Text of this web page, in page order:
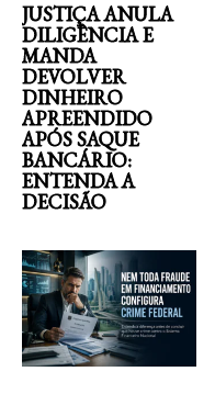
JUSTIÇA ANULA
DILIGÊNCIA E
MANDA
DEVOLVER
DINHEIRO
APREENDIDO
APÓS SAQUE
BANCÁRIO:
ENTENDA A
DECISÃO